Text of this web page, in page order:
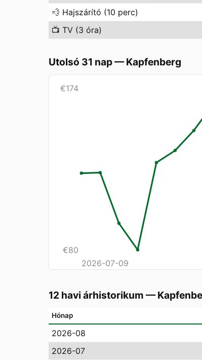
💨 Hajszárító (10 perc)
📺 TV (3 óra)
Utolsó 31 nap—Kapfenberg
€174
€80
2026-07-09
12 havi árhistorikum —
Hónap
2026-08
2026-07